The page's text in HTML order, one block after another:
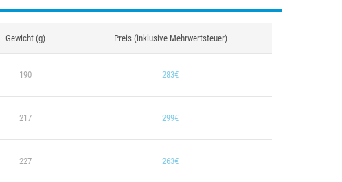
Gewicht (g) Preis (inklusive Mehrwertsteuer)
190 283€
217 299€
227 263€